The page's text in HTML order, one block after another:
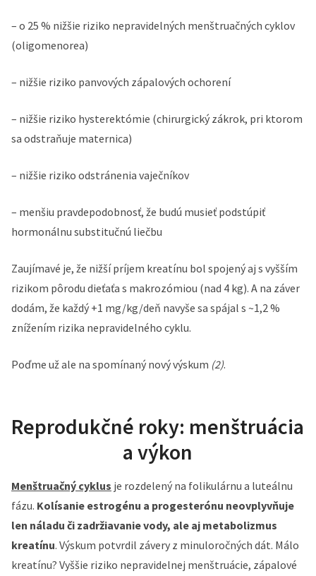
– o 25 % nižšie riziko nepravidelných menštruačných cyklov
(oligomenorea)
– nižšie riziko panvových zápalových ochorení
– nižšie riziko hysterektómie (chirurgický zákrok, pri ktorom
sa odstraňuje maternica)
– nižšie riziko odstránenia vaječníkov
– menšiu pravdepodobnosť, že budú musieť podstúpiť
hormonálnu substitučnú liečbu
Zaujímavé je, že nižší príjem kreatínu bol spojený aj s vyšším
rizikom pôrodu dieťaťa s makrozómiou (nad 4 kg). A na záver
dodám, že každý +1 mg/kg/deň navyše sa spájal s ~1,2 %
znížením rizika nepravidelného cyklu.
Poďme už ale na spomínaný nový výskum (2).
Reprodukčné roky: menštruácia
a výkon
Menštruačný cyklus je rozdelený na folikulárnu a luteálnu
fázu. Kolísanie estrogénu a progesterónu neovplyvňuje
len náladu či zadržiavanie vody, ale aj metabolizmus
kreatínu. Výskum potvrdil závery z minuloročných dát. Málo
kreatínu? Vyššie riziko nepravidelnej menštruácie, zápalové